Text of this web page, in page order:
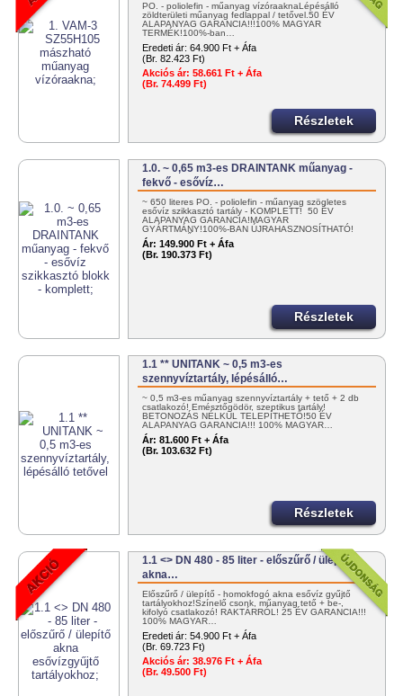
PO. - poliolefin - műanyag vízóraaknaLépésálló
zöldterületi műanyag fedlappal / tetővel.50 ÉV
ALAPANYAG GARANCIA!!!100% MAGYAR
TERMÉK!100%-ban…
Eredeti ár: 64.900 Ft + Áfa
(Br. 82.423 Ft)
Akciós ár: 58.661 Ft + Áfa
(Br. 74.499 Ft)
Részletek
1.0. ~ 0,65 m3-es DRAINTANK műanyag -
fekvő - esővíz…
~ 650 literes PO. - poliolefin - műanyag szögletes
esővíz szikkasztó tartály - KOMPLETT! 50 ÉV
ALAPANYAG GARANCIA!MAGYAR
GYÁRTMÁNY!100%-BAN ÚJRAHASZNOSÍTHATÓ!
EGYSZERŰEN…
Ár: 149.900 Ft + Áfa
(Br. 190.373 Ft)
Részletek
1.1 ** UNITANK ~ 0,5 m3-es
szennyvíztartály, lépésálló…
~ 0,5 m3-es műanyag szennyvíztartály + tető + 2 db
csatlakozó! Emésztőgödör, szeptikus tartály!
BETONOZÁS NÉLKÜL TELEPÍTHETŐ!50 ÉV
ALAPANYAG GARANCIA!!! 100% MAGYAR…
Ár: 81.600 Ft + Áfa
(Br. 103.632 Ft)
Részletek
1.1 <> DN 480 - 85 liter - előszűrő / ülepítő
akna…
Előszűrő / ülepítő - homokfogó akna esővíz gyűjtő
tartályokhoz!Színelő csonk, műanyag tető + be-,
kifolyó csatlakozó! RAKTÁRRÓL! 25 ÉV GARANCIA!!!
100% MAGYAR…
Eredeti ár: 54.900 Ft + Áfa
(Br. 69.723 Ft)
Akciós ár: 38.976 Ft + Áfa
(Br. 49.500 Ft)